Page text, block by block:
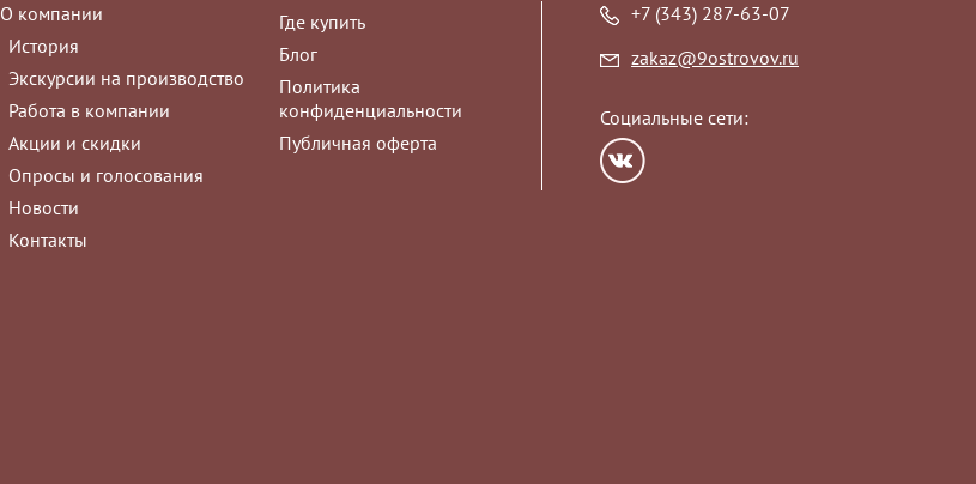
О компании
История
Экскурсии на производство
Работа в компании
Акции и скидки
Опросы и голосования
Новости
Контакты
Где купить
Блог
Политика
конфиденциальности
Публичная оферта
+7 (343) 287-63-07
zakaz@9ostrovov.ru
Социальные сети: